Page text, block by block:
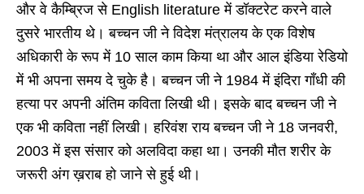
और वे कैम्ब्रिज से English literature में डॉक्टरेट करने वाले
दुसरे भारतीय थे। बच्चन जी ने विदेश मंत्रालय के एक विशेष
अधिकारी के रूप में 10 साल काम किया था और आल इंडिया रेडियो
में भी अपना समय दे चुके है। बच्चन जी ने 1984 में इंदिरा गाँधी की
हत्या पर अपनी अंतिम कविता लिखी थी। इसके बाद बच्चन जी ने
एक भी कविता नहीं लिखी। हरिवंश राय बच्चन जी ने 18 जनवरी,
2003 में इस संसार को अलविदा कहा था। उनकी मौत शरीर के
जरूरी अंग ख़राब हो जाने से हुई थी।